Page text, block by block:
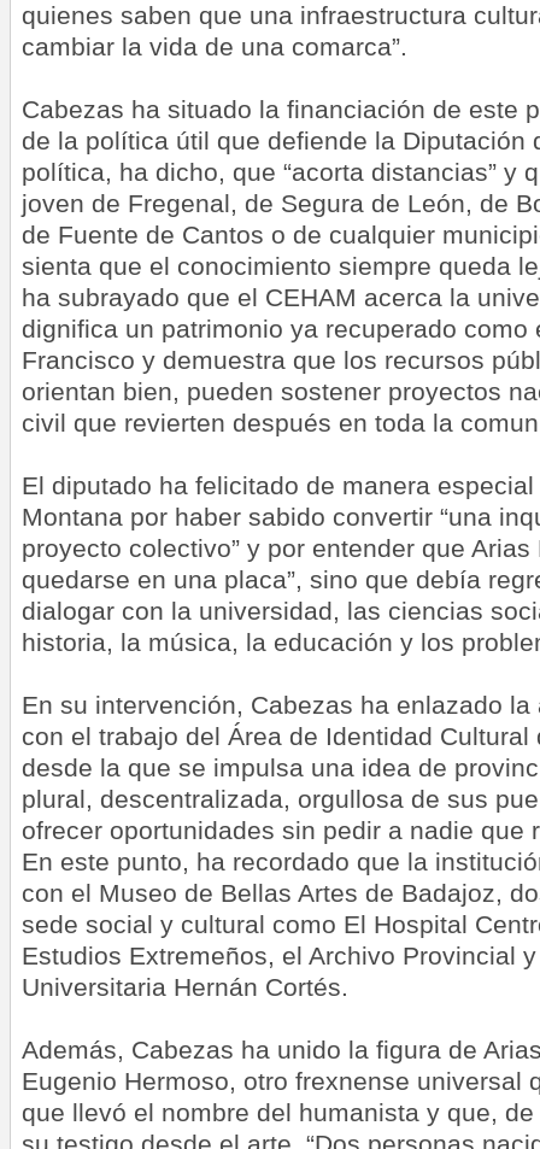
quienes saben que una infraestructura
cambiar la vida de una comarca”.
Cabezas ha situado la financiación de este
de la política útil que defiende la Diputación
política, ha dicho, que “acorta distancias” y
joven de Fregenal, de Segura de León, de
de Fuente de Cantos o de cualquier
sienta que el conocimiento siempre queda
ha subrayado que el CEHAM acerca la
dignifica un patrimonio ya recuperado como
Francisco y demuestra que los recursos
orientan bien, pueden sostener proyectos
civil que revierten después en toda la
El diputado ha felicitado de manera
Montana por haber sabido convertir “una
proyecto colectivo” y por entender que Arias
quedarse en una placa”, sino que debía
dialogar con la universidad, las ciencias
historia, la música, la educación y los
En su intervención, Cabezas ha enlazado la
con el trabajo del Área de Identidad Cultural
desde la que se impulsa una idea de
plural, descentralizada, orgullosa de sus
ofrecer oportunidades sin pedir a nadie que
En este punto, ha recordado que la
con el Museo de Bellas Artes de Badajoz,
sede social y cultural como El Hospital
Estudios Extremeños, el Archivo Provincial
Universitaria Hernán Cortés.
Además, Cabezas ha unido la figura de
Eugenio Hermoso, otro frexnense universal
que llevó el nombre del humanista y que,